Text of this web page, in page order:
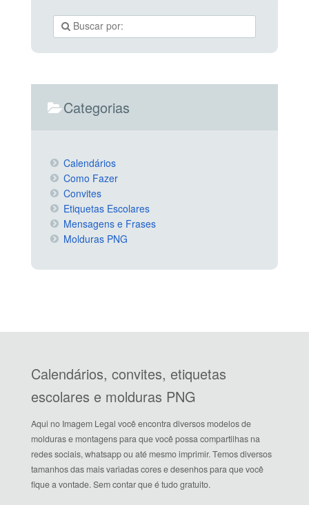
Categorias
Calendários
Como Fazer
Convites
Etiquetas Escolares
Mensagens e Frases
Molduras PNG
Calendários, convites, etiquetas
escolares e molduras PNG
Aqui no Imagem Legal você encontra diversos modelos de
molduras e montagens para que você possa compartilhas na
redes sociais, whatsapp ou até mesmo imprimir. Temos diversos
tamanhos das mais variadas cores e desenhos para que você
fique a vontade. Sem contar que é tudo gratuito.